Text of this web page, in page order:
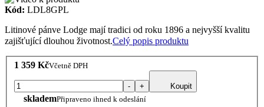
Kód: LDL8GPL
Litinové pánve Lodge mají tradici od roku 1896 a nejvyšší kvalitu
zajišťující dlouhou životnost.Celý popis produktu
1 359 KčVčetně DPH
- + Koupit
sklademPřipraveno ihned k odeslání